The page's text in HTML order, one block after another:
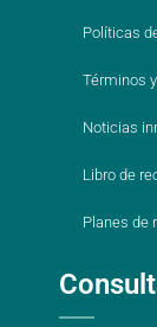
Políticas
Términos
Noticias
Libro de
Planes de